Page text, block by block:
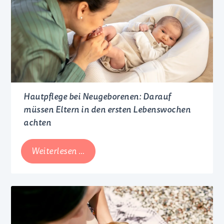
Hautpflege bei Neugeborenen: Darauf
müssen Eltern in den ersten Lebenswochen
achten
Weiterlesen … Hautpflege
bei
Darauf
müssen
Eltern